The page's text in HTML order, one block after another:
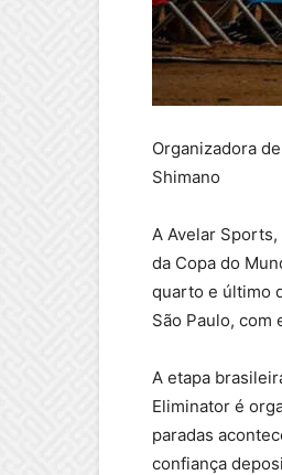
Organizadora
Shimano
A Avelar
da Copa do
quarto e último
São Paulo,
A etapa
Eliminator é
paradas
confiança